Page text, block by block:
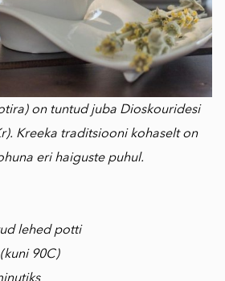
on tuntud juba Dioskouridesi
Kreeka traditsiooni kohaselt on
eri haiguste puhul.
lehed potti
90C)